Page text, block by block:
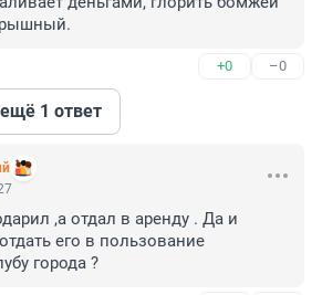
+0 –0
1 ответ
,а отдал в аренду . Да и
его в пользование
города ?